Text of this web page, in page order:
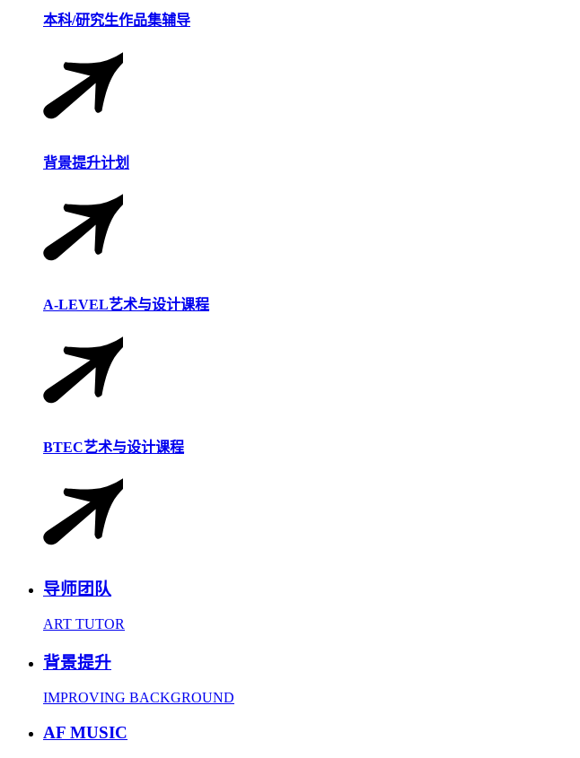
本科/研究生作品集辅导
背景提升计划
A-LEVEL艺术与设计课程
BTEC艺术与设计课程
导师团队
ART TUTOR
背景提升
IMPROVING BACKGROUND
AF MUSIC